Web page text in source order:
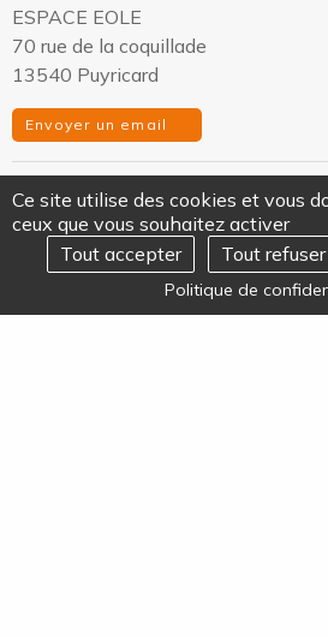
REJOIGNEZ-NOUS
Ouvrir
le
menu
ESPACE EOLE
70 rue de la coquillade
13540 Puyricard
Envoyer un email
SUIVEZ-NOUS SUR
ALMAVIVA
Ce site utilise des cookies et vous
ceux que vous souhaitez activer
Tout accepter
Tout refuser
Politique de